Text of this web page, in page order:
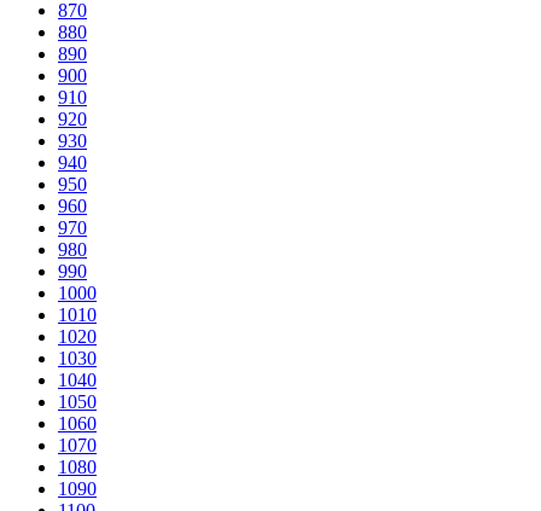
870
880
890
900
910
920
930
940
950
960
970
980
990
1000
1010
1020
1030
1040
1050
1060
1070
1080
1090